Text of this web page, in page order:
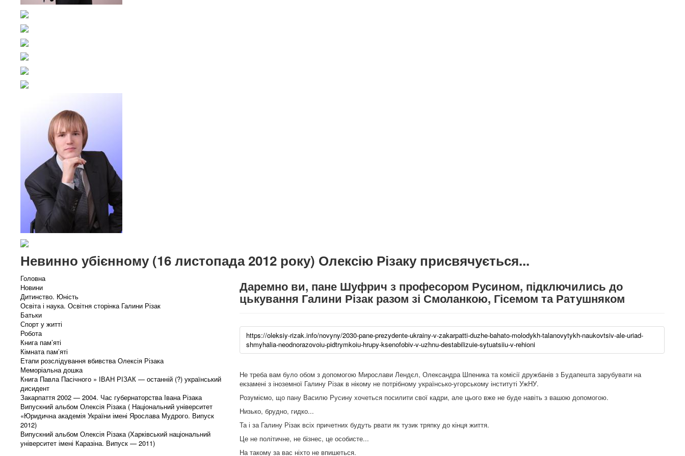
Невинно убієнному (16 листопада 2012 року) Олексію Різаку присвячується...
Головна
Новини
Дитинство. Юність
Освіта і наука. Освітня сторінка Галини Різак
Батьки
Спорт у житті
Робота
Книга пам’яті
Кімната пам’яті
Етапи розслідування вбивства Олексія Різака
Меморіальна дошка
Книга Павла Пасічного » ІВАН РІЗАК — останній (?) український
дисидент
Закарпаття 2002 — 2004. Час губернаторства Івана Різака
Випускний альбом Олексія Різака ( Національний університет
«Юридична академія України імені Ярослава Мудрого. Випуск
2012)
Випускний альбом Олексія Різака (Харківський національний
університет імені Каразіна. Випуск — 2011)
Даремно ви, пане Шуфрич з професором Русином, підключились до
цькування Галини Різак разом зі Смоланкою, Гісемом та Ратушняком
https://oleksiy-rizak.info/novyny/2030-pane-prezydente-ukrainy-v-zakarpatti-duzhe-bahato-molodykh-talanovytykh-naukovtsiv-ale-uriad-
shmyhalia-neodnorazovoiu-pidtrymkoiu-hrupy-ksenofobiv-v-uzhnu-destabilizuie-sytuatsiiu-v-rehioni
Не треба вам було обом з допомогою Мирослави Лендєл, Олександра Шпеника та комісії дружбанів з Будапешта зарубувати на
екзамені з іноземної Галину Різак в нікому не потрібному українсько-угорському інституті УжНУ.
Розуміємо, що пану Василю Русину хочеться посилити свої кадри, але цього вже не буде навіть з вашою допомогою.
Низько, брудно, гидко...
Та і за Галину Різак всіх причетних будуть рвати як тузик тряпку до кінця життя.
Це не політичне, не бізнес, це особисте...
На такому за вас ніхто не впишеться.